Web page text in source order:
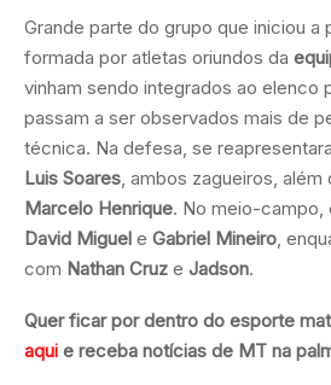
Grande parte do grupo que iniciou a
formada por atletas oriundos da
vinham sendo integrados ao elenco
passam a ser observados mais de
técnica. Na defesa, se
Luis Soares, ambos zagueiros,
Marcelo Henrique. No meio-campo,
David Miguel e Gabriel Mineiro,
com Nathan Cruz e Jadson.
Quer ficar por dentro do esporte
aqui e receba notícias de MT na